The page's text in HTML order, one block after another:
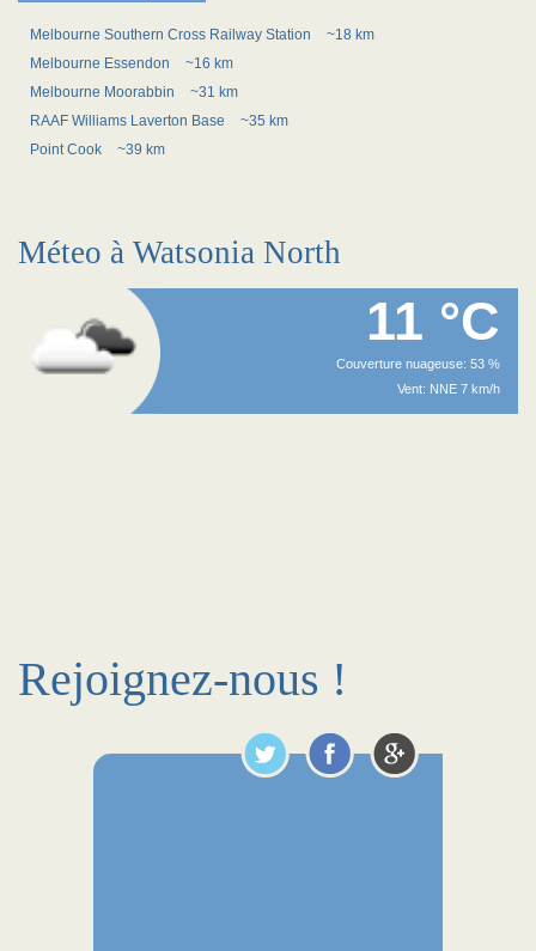
Melbourne Southern Cross Railway Station
~18 km
Melbourne Essendon
~16 km
Melbourne Moorabbin
~31 km
RAAF Williams Laverton Base
~35 km
Point Cook
~39 km
Méteo à Watsonia North
11 °C
Couverture nuageuse: 53 %
Vent: NNE 7 km/h
Rejoignez-nous !